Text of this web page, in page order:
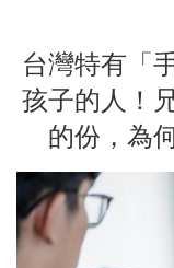
台灣特有「
孩子的人！
的份，為